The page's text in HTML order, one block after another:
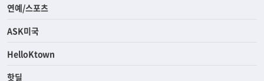
연예/스포츠
ASK미국
HelloKtown
핫딜